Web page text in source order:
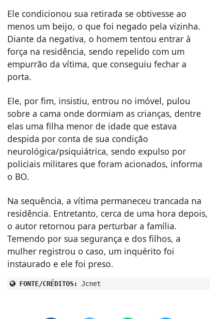
Ele condicionou sua retirada se obtivesse ao
menos um beijo, o que foi negado pela vizinha.
Diante da negativa, o homem tentou entrar à
força na residência, sendo repelido com um
empurrão da vítima, que conseguiu fechar a
porta.
Ele, por fim, insistiu, entrou no imóvel, pulou
sobre a cama onde dormiam as crianças, dentre
elas uma filha menor de idade que estava
despida por conta de sua condição
neurológica/psiquiátrica, sendo expulso por
policiais militares que foram acionados, informa
o BO.
Na sequência, a vítima permaneceu trancada na
residência. Entretanto, cerca de uma hora depois,
o autor retornou para perturbar a família.
Temendo por sua segurança e dos filhos, a
mulher registrou o caso, um inquérito foi
instaurado e ele foi preso.
FONTE/CRÉDITOS: Jcnet